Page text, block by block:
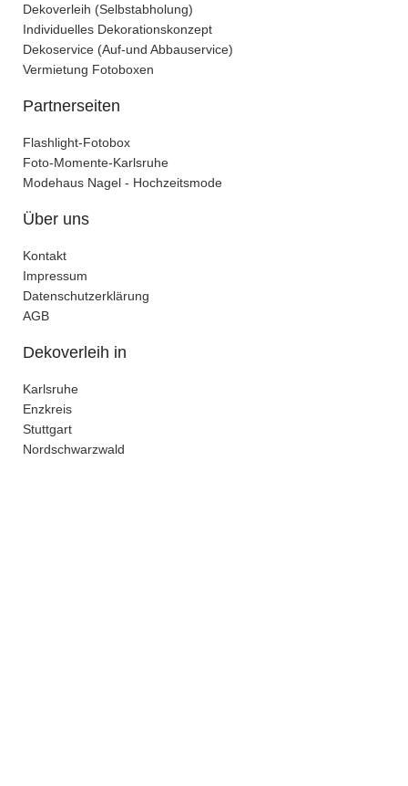
Dekoverleih (Selbstabholung)
Individuelles Dekorationskonzept
Dekoservice (Auf-und Abbauservice)
Vermietung Fotoboxen
Partnerseiten
Flashlight-Fotobox
Foto-Momente-Karlsruhe
Modehaus Nagel - Hochzeitsmode
Über uns
Kontakt
Impressum
Datenschutzerklärung
AGB
Dekoverleih in
Karlsruhe
Enzkreis
Stuttgart
Nordschwarzwald